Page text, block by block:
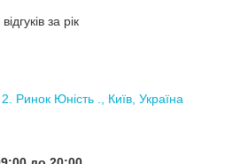
за рік
Ринок Юність ., Київ, Україна